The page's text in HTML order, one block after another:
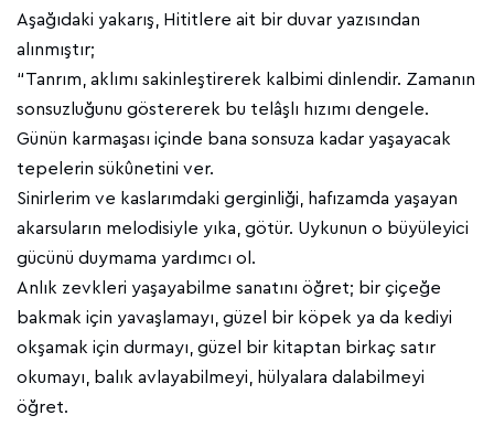
Aşağıdaki yakarış, Hititlere ait bir duvar yazısından
alınmıştır;
“Tanrım, aklımı sakinleştirerek kalbimi dinlendir. Zamanın
sonsuzluğunu göstererek bu telâşlı hızımı dengele.
Günün karmaşası içinde bana sonsuza kadar yaşayacak
tepelerin sükûnetini ver.
Sinirlerim ve kaslarımdaki gerginliği, hafızamda yaşayan
akarsuların melodisiyle yıka, götür. Uykunun o büyüleyici
gücünü duymama yardımcı ol.
Anlık zevkleri yaşayabilme sanatını öğret; bir çiçeğe
bakmak için yavaşlamayı, güzel bir köpek ya da kediyi
okşamak için durmayı, güzel bir kitaptan birkaç satır
okumayı, balık avlayabilmeyi, hülyalara dalabilmeyi
öğret.